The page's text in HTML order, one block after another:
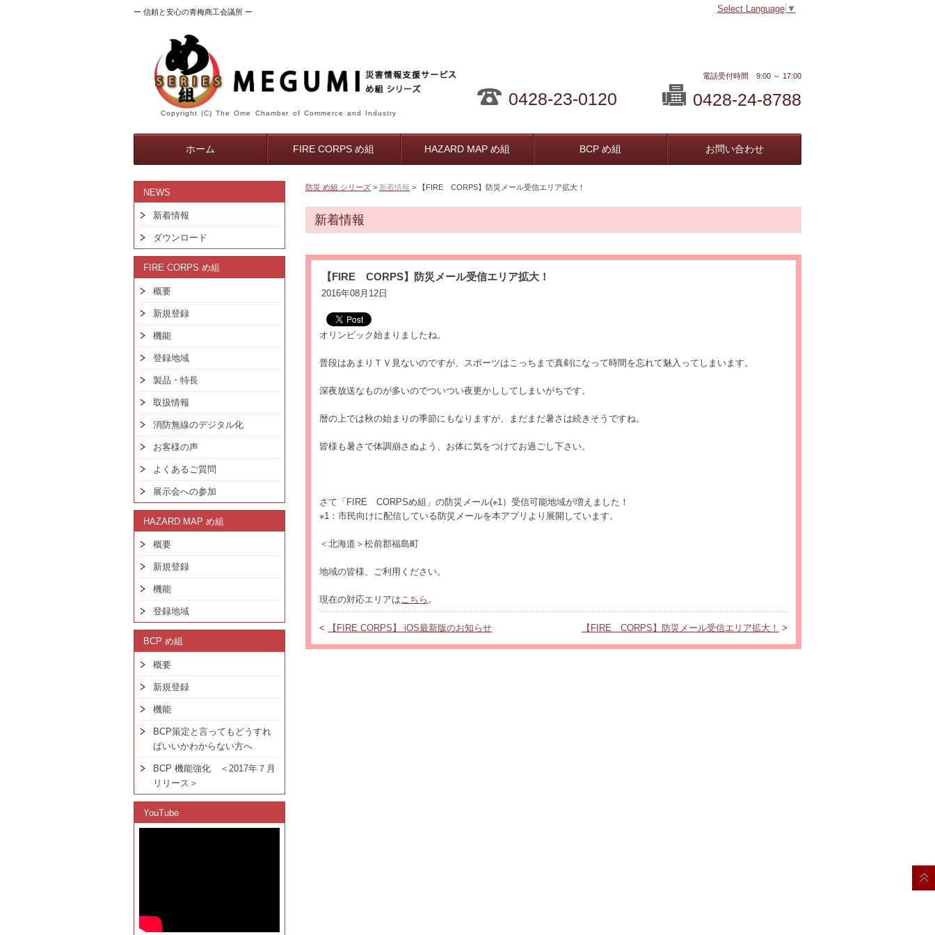
ー 信頼と安心の青梅商工会議所 ー Select Language ▼
Copyright (C) The Ome Chamber of Commerce and Industry
電話受付時間 9:00 ～ 17:00
0428-23-0120 0428-24-8788
ホーム FIRE CORPS め組 HAZARD MAP め組 BCP め組 お問い合わせ
防災 め組 シリーズ > 新着情報 > 【FIRE CORPS】防災メール受信エリア拡大！
新着情報
【FIRE CORPS】防災メール受信エリア拡大！
2016年08月12日
オリンピック始まりましたね。
普段はあまりＴＶ見ないのですが、スポーツはこっちまで真剣になって時間を忘れて魅入ってしまいます。
深夜放送なものが多いのでついつい夜更かししてしまいがちです。
暦の上では秋の始まりの季節にもなりますが、まだまだ暑さは続きそうですね。
皆様も暑さで体調崩さぬよう、お体に気をつけてお過ごし下さい。
さて「FIRE CORPSめ組」の防災メール(※1）受信可能地域が増えました！
※1：市民向けに配信している防災メールを本アプリより展開しています。
＜北海道＞松前郡福島町
地域の皆様、ご利用ください。
現在の対応エリアはこちら 。
< 【FIRE CORPS】 iOS最新版のお知らせ 【FIRE CORPS】防災メール受信エリア拡大！ >
NEWS
新着情報
ダウンロード
FIRE CORPS め組
概要
新規登録
機能
登録地域
製品・特長
取扱情報
消防無線のデジタル化
お客様の声
よくあるご質問
展示会への参加
HAZARD MAP め組
概要
新規登録
機能
登録地域
BCP め組
概要
新規登録
機能
BCP策定と言ってもどうすれ
ばいいかわからない方へ
BCP 機能強化 ＜2017年７月
リリース＞
YouTube